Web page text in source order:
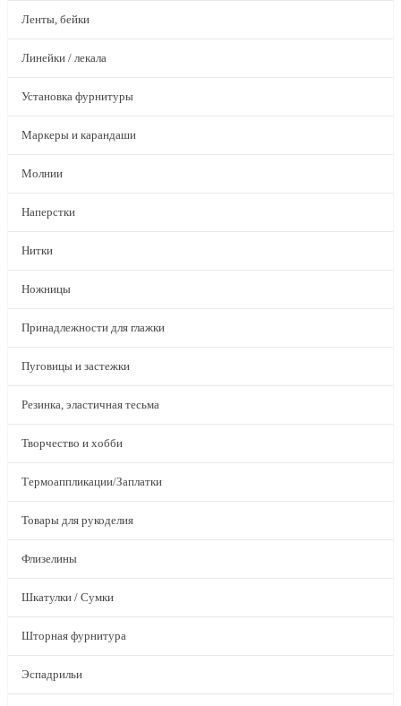
Ленты, бейки
Линейки / лекала
Установка фурнитуры
Маркеры и карандаши
Молнии
Наперстки
Нитки
Ножницы
Принадлежности для глажки
Пуговицы и застежки
Резинка, эластичная тесьма
Творчество и хобби
Термоаппликации/Заплатки
Товары для рукоделия
Флизелины
Шкатулки / Сумки
Шторная фурнитура
Эспадрильи